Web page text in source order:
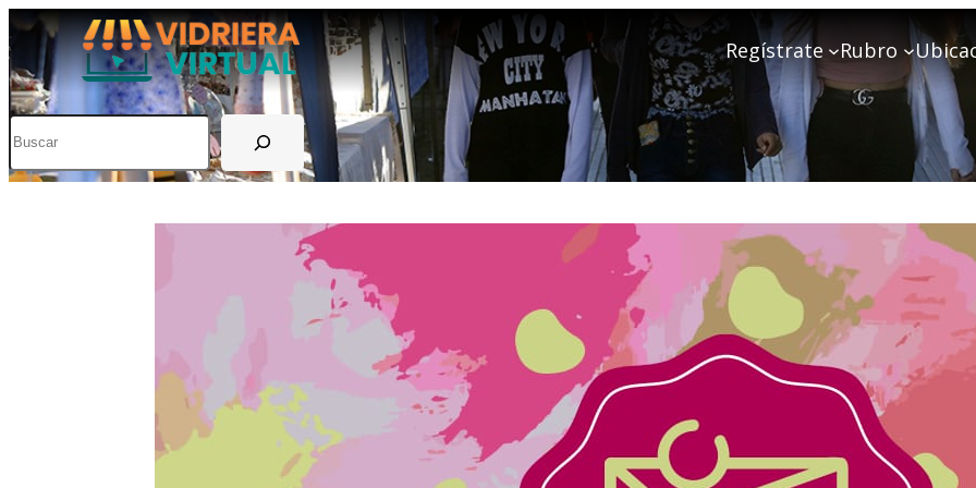
Regístrate Rubro
Mi dulce A y S
Pastelería y panaderia